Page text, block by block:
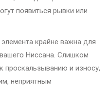
появиться рывки или
крайне важна для
Ниссана. Слишком
проскальзыванию и износу,
неприятным